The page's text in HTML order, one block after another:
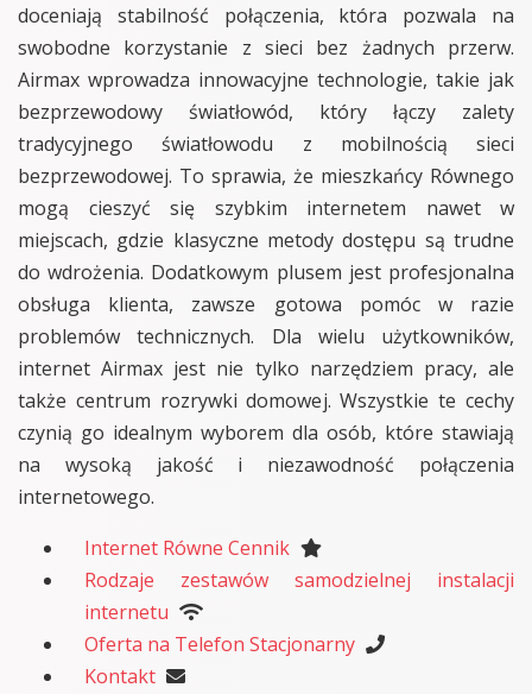
doceniają stabilność połączenia, która pozwala na
swobodne korzystanie z sieci bez żadnych przerw.
Airmax wprowadza innowacyjne technologie, takie jak
bezprzewodowy światłowód, który łączy zalety
tradycyjnego światłowodu z mobilnością sieci
bezprzewodowej. To sprawia, że mieszkańcy Równego
mogą cieszyć się szybkim internetem nawet w
miejscach, gdzie klasyczne metody dostępu są trudne
do wdrożenia. Dodatkowym plusem jest profesjonalna
obsługa klienta, zawsze gotowa pomóc w razie
problemów technicznych. Dla wielu użytkowników,
internet Airmax jest nie tylko narzędziem pracy, ale
także centrum rozrywki domowej. Wszystkie te cechy
czynią go idealnym wyborem dla osób, które stawiają
na wysoką jakość i niezawodność połączenia
internetowego.
Internet Równe Cennik
Rodzaje zestawów samodzielnej instalacji
internetu
Oferta na Telefon Stacjonarny
Kontakt